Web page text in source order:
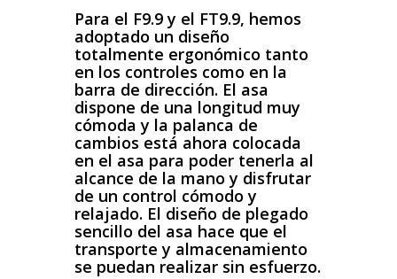
Para el F9.9 y el FT9.9, hemos
adoptado un diseño
totalmente ergonómico tanto
en los controles como en la
barra de dirección. El asa
dispone de una longitud muy
cómoda y la palanca de
cambios está ahora colocada
en el asa para poder tenerla al
alcance de la mano y disfrutar
de un control cómodo y
relajado. El diseño de plegado
sencillo del asa hace que el
transporte y almacenamiento
se puedan realizar sin esfuerzo.